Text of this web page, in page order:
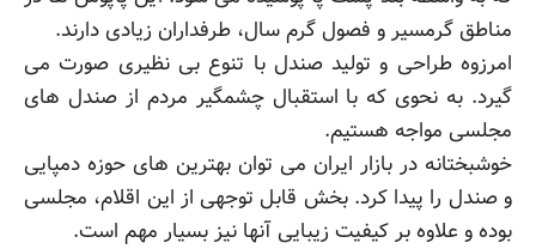
مناطق گرمسیر و فصول گرم سال، طرفداران زیادی دارند.
امرزوه طراحی و تولید صندل با تنوع بی نظیری صورت می
گیرد. به نحوی که با استقبال چشمگیر مردم از صندل های
مجلسی مواجه هستیم.
خوشبختانه در بازار ایران می توان بهترین های حوزه دمپایی
و صندل را پیدا کرد. بخش قابل توجهی از این اقلام، مجلسی
بوده و علاوه بر کیفیت زیبایی آنها نیز بسیار مهم است.